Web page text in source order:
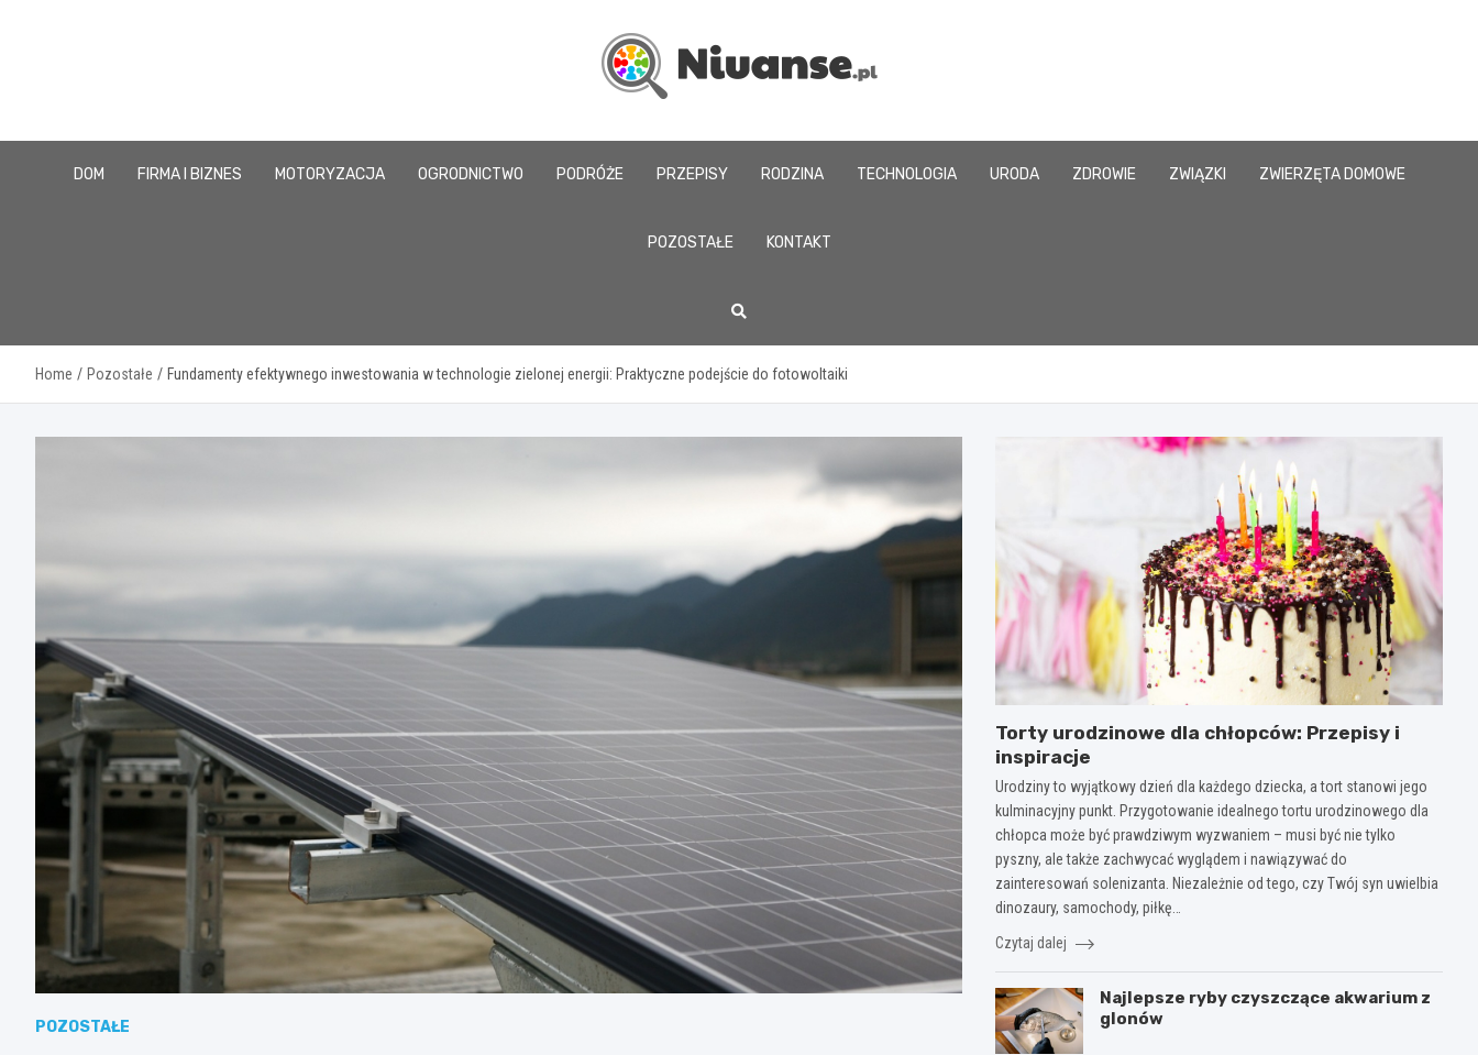
www.niuanse.pl
DOM FIRMA I BIZNES MOTORYZACJA OGRODNICTWO PODRÓŻE PRZEPISY RODZINA TECHNOLOGIA URODA ZDROWIE ZWIĄZKI ZWIERZĘTA DOMOWE
POZOSTAŁE KONTAKT
Home Pozostałe Fundamenty efektywnego inwestowania w technologie zielonej energii: Praktyczne podejście do fotowoltaiki
POZOSTAŁE
Torty urodzinowe dla chłopców: Przepisy i
inspiracje
Urodziny to wyjątkowy dzień dla każdego dziecka, a tort stanowi jego
kulminacyjny punkt. Przygotowanie idealnego tortu urodzinowego dla
chłopca może być prawdziwym wyzwaniem – musi być nie tylko
pyszny, ale także zachwycać wyglądem i nawiązywać do
zainteresowań solenizanta. Niezależnie od tego, czy Twój syn uwielbia
dinozaury, samochody, piłkę…
Czytaj dalej
Najlepsze ryby czyszczące akwarium z
glonów